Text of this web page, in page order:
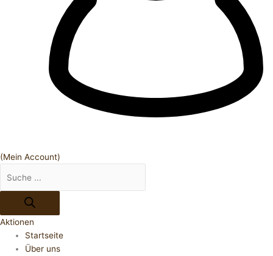
(Mein Account)
Aktionen
Startseite
Über uns